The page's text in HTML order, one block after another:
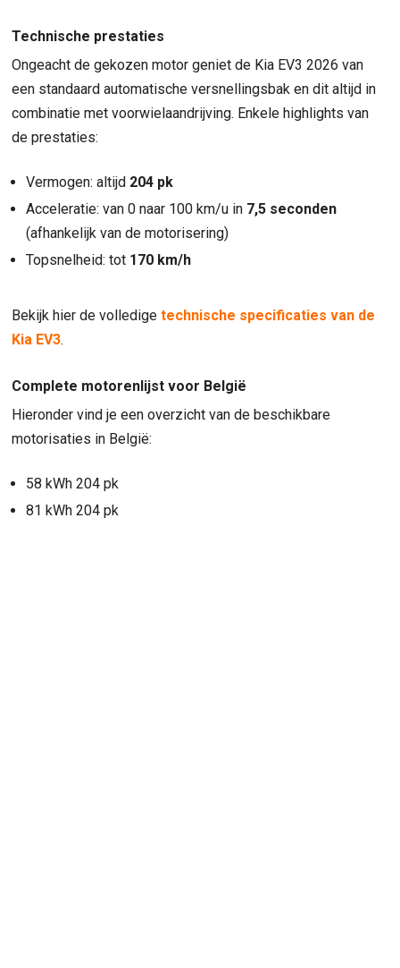
Technische prestaties
Ongeacht de gekozen motor geniet de Kia EV3 2026 van
een standaard automatische versnellingsbak en dit altijd in
combinatie met voorwielaandrijving. Enkele highlights van
de prestaties:
Vermogen: altijd 204 pk
Acceleratie: van 0 naar 100 km/u in 7,5 seconden
(afhankelijk van de motorisering)
Topsnelheid: tot 170 km/h
Bekijk hier de volledigetechnische specificaties van de
Kia EV3.
Complete motorenlijst voor België
Hieronder vind je een overzicht van de beschikbare
motorisaties in België:
58 kWh 204 pk
81 kWh 204 pk